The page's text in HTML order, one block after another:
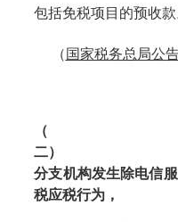
包括免税项目的预收款
（ 国家税务总局公
（
二）
分支机构发生除电信
税应税行为，